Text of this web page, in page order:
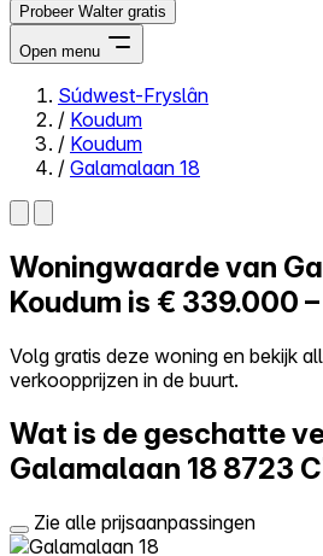
Probeer Walter gratis
Open menu
Close menu
Zelf kopen
Alles-in-één
Reviews
Log in
Súdwest-Fryslân
/ Koudum
/ Koudum
/ Galamalaan 18
Woningwaarde van
Koudum is € 339.000
Volg gratis deze woning en bekijk
verkoopprijzen in de buurt.
Wat is de geschatte
Galamalaan 18 8723
Zie alle prijsaanpassingen